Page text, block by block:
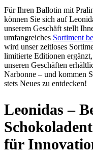
Für Ihren Ballotin mit
können Sie sich auf
unserem Geschäft stellt
umfangreiches Sortiment
wird unser zeitloses
limitierte Editionen
unseren Geschäften
Narbonne – und kommen
stets Neues zu entdecken!
Leonidas –
für